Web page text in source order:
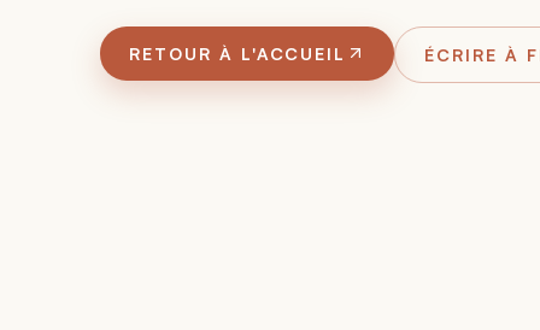
RETOUR À L'ACCUEIL ÉCRIRE À